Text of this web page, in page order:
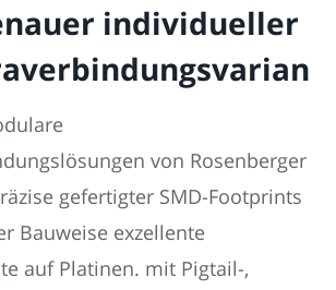
individueller
von Rosenberger
gefertigter SMD-Footprints
Bauweise exzellente
auf Platinen. mit Pigtail-,